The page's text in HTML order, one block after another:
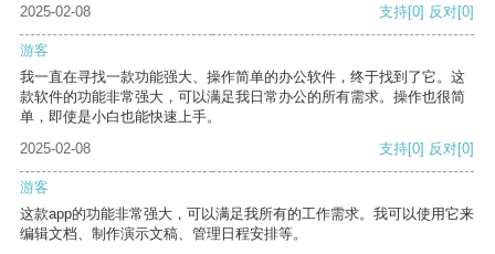
2025-02-08 支持[0] 反对[0]
游客
我一直在寻找一款功能强大、操作简单的办公软件，终于找到了它。这
款软件的功能非常强大，可以满足我日常办公的所有需求。操作也很简
单，即使是小白也能快速上手。
2025-02-08
支持[0] 反对[0]
游客
这款app的功能非常强大，可以满足我所有的工作需求。我可以使用它来
编辑文档、制作演示文稿、管理日程安排等。